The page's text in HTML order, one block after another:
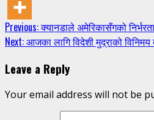
Continue
Reading
Previous:क्यानडाले अमेरिकासँगको
Next:आजका लागि विदेशी मुद्राको विनिमय
Leave a Reply
Your email address will not be